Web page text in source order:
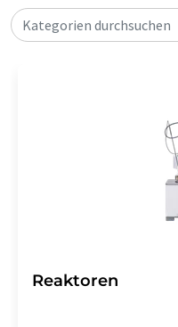
Kategorien durchsuchen
Reaktoren